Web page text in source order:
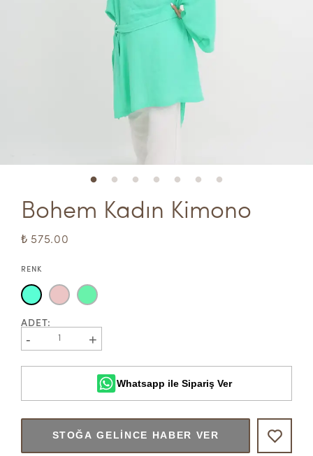
Bohem Kadın Kimono
₺ 575.00
RENK
ADET:
- 1 +
Whatsapp ile Sipariş Ver
STOĞA GELINCE HABER VER